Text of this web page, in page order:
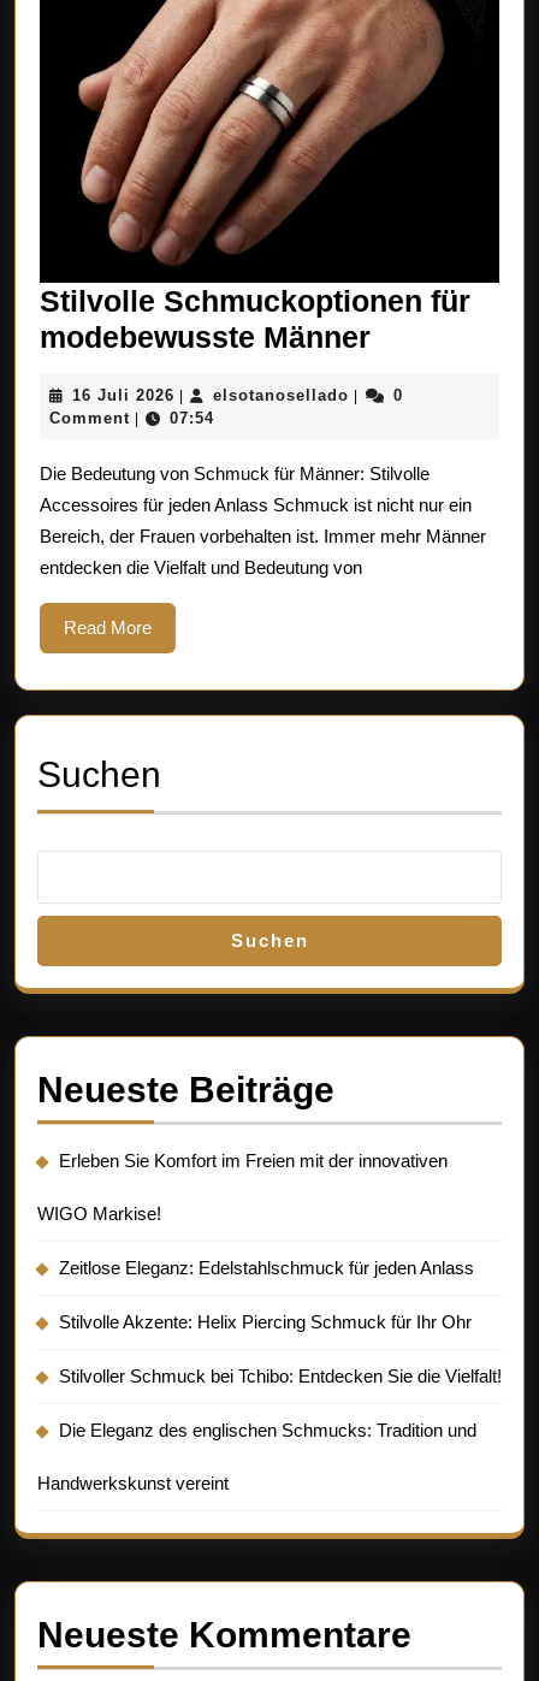
Stilvolle Schmuckoptionen für
modebewusste MännerStilvolle
für
Männer
16 Juli 2026 16
Juli
| elsotanosellado elsotanosellado
|
0
Comment | 07:54
Die Bedeutung von Schmuck für Männer: Stilvolle
Accessoires für jeden Anlass Schmuck ist nicht nur ein
Bereich, der Frauen vorbehalten ist. Immer mehr Männer
entdecken die Vielfalt und Bedeutung von
Read MoreRead
More
Suchen
Suchen
Neueste Beiträge
Erleben Sie Komfort im Freien mit der innovativen
WIGO Markise!
Zeitlose Eleganz: Edelstahlschmuck für jeden Anlass
Stilvolle Akzente: Helix Piercing Schmuck für Ihr Ohr
Stilvoller Schmuck bei Tchibo: Entdecken Sie die Vielfalt!
Die Eleganz des englischen Schmucks: Tradition und
Handwerkskunst vereint
Neueste Kommentare